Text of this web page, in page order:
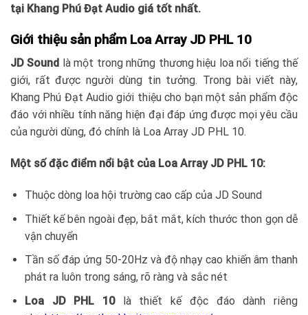
tại Khang Phú Đạt Audio giá tốt nhất.
Giới thiệu sản phẩm Loa Array JD PHL 10
JD Sound là một trong những thương hiệu loa nổi tiếng thế
giới, rất được người dùng tin tưởng. Trong bài viết này,
Khang Phú Đạt Audio giới thiệu cho bạn một sản phẩm độc
đáo với nhiều tính năng hiện đại đáp ứng được mọi yêu cầu
của người dùng, đó chính là Loa Array JD PHL 10.
Một số đặc điểm nổi bật của Loa Array JD PHL 10:
Thuộc dòng loa hội trường cao cấp của JD Sound
Thiết kế bên ngoài đẹp, bắt mắt, kích thước thon gọn dễ
vận chuyển
Tần số đáp ứng 50-20Hz và độ nhạy cao khiến âm thanh
phát ra luôn trong sáng, rõ ràng và sắc nét
Loa JD PHL 10là thiết kế độc đáo dành riêng